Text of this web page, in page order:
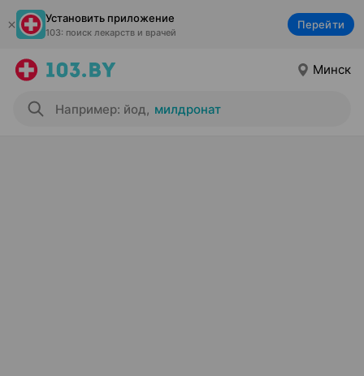
Установить приложение
103: поиск лекарств и врачей
Перейти
Минск
Например: йод, милдронат